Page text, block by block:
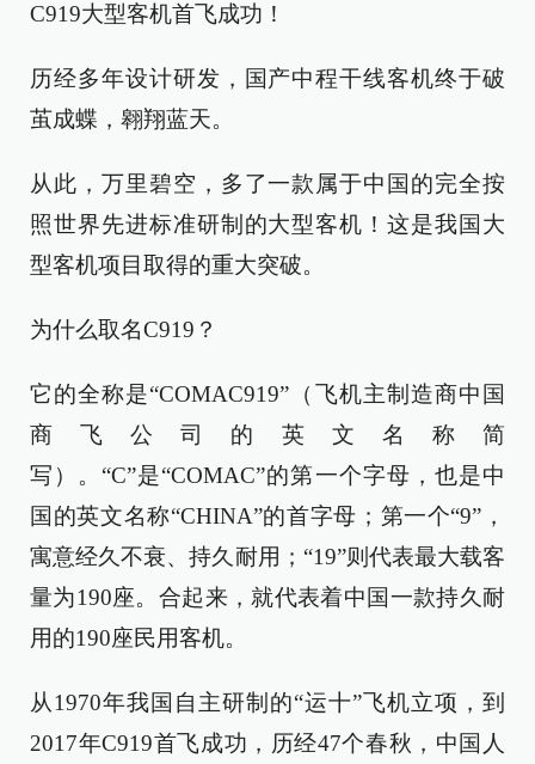
C919大型客机首飞成功！
历经多年设计研发，国产中程干线客机终于破
茧成蝶，翱翔蓝天。
从此，万里碧空，多了一款属于中国的完全按
照世界先进标准研制的大型客机！这是我国大
型客机项目取得的重大突破。
为什么取名C919？
它的全称是“COMAC919”（飞机主制造商中国
商飞公司的英文名称简
写）。“C”是“COMAC”的第一个字母，也是中
国的英文名称“CHINA”的首字母；第一个“9”，
寓意经久不衰、持久耐用；“19”则代表最大载客
量为190座。合起来，就代表着中国一款持久耐
用的190座民用客机。
从1970年我国自主研制的“运十”飞机立项，到
2017年C919首飞成功，历经47个春秋，中国人